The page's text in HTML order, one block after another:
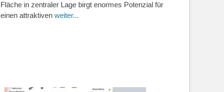
Fläche in zentraler Lage birgt enormes Potenzial für
einen attraktiven weiter...